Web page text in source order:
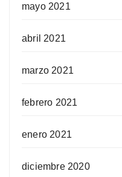
mayo 2021
abril 2021
marzo 2021
febrero 2021
enero 2021
diciembre 2020